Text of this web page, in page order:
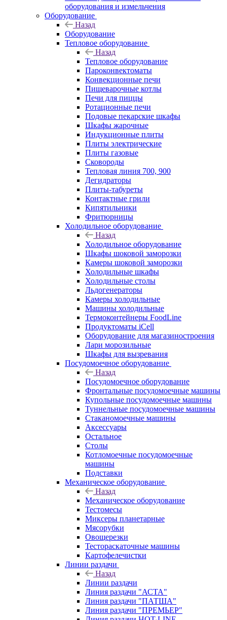
оборудования и измельчения
Оборудование
Назад
Оборудование
Тепловое оборудование
Назад
Тепловое оборудование
Пароконвектоматы
Конвекционные печи
Пищеварочные котлы
Печи для пиццы
Ротационные печи
Подовые пекарские шкафы
Шкафы жарочные
Индукционные плиты
Плиты электрические
Плиты газовые
Сковороды
Тепловая линия 700, 900
Дегидраторы
Плиты-табуреты
Контактные грили
Кипятильники
Фритюрницы
Холодильное оборудование
Назад
Холодильное оборудование
Шкафы шоковой заморозки
Камеры шоковой заморозки
Холодильные шкафы
Холодильные столы
Льдогенераторы
Камеры холодильные
Машины холодильные
Термоконтейнеры FoodLine
Продуктоматы iCell
Оборудование для магазиностроения
Лари морозильные
Шкафы для вызревания
Посудомоечное оборудование
Назад
Посудомоечное оборудование
Фронтальные посудомоечные машины
Купольные посудомоечные машины
Туннельные посудомоечные машины
Стаканомоечные машины
Аксессуары
Остальное
Столы
Котломоечные посудомоечные
машины
Подставки
Механическое оборудование
Назад
Механическое оборудование
Тестомесы
Миксеры планетарные
Мясорубки
Овощерезки
Тестораскаточные машины
Картофелечистки
Линии раздачи
Назад
Линии раздачи
Линия раздачи "АСТА"
Линия раздачи "ПАТША"
Линия раздачи "ПРЕМЬЕР"